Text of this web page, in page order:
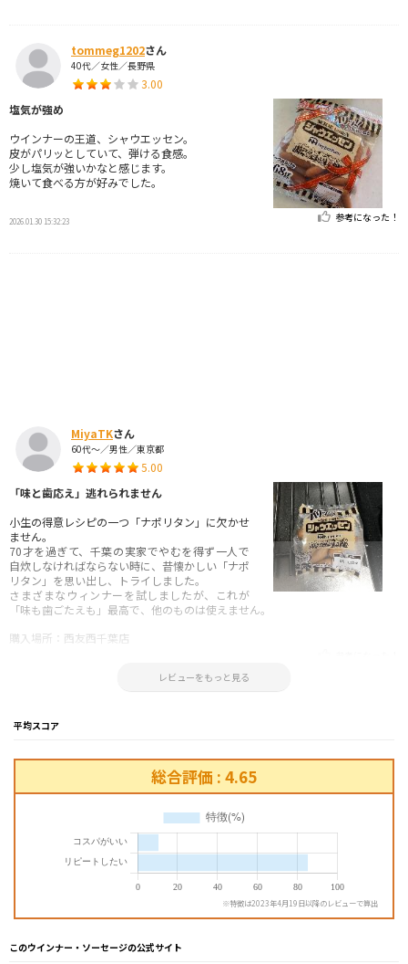
tommeg1202さん
40代／女性／長野県
3.00
塩気が強め
ウインナーの王道、シャウエッセン。
皮がパリッとしていて、弾ける食感。
少し塩気が強いかなと感じます。
焼いて食べる方が好みでした。
2026.01.30 15:32:23 参考になった！
MiyaTKさん
60代～／男性／東京都
5.00
「味と歯応え」逃れられません
小生の得意レシピの一つ「ナポリタン」に欠かせ
ません。
70才を過ぎて、千葉の実家でやむを得ず一人で
自炊しなければならない時に、昔懐かしい「ナポ
リタン」を思い出し、トライしました。
さまざまなウィンナーを試しましたが、これが
「味も歯ごたえも」最高で、他のものは使えません。
購入場所：西友西千葉店
レビューをもっと見る
平均スコア
総合評価 : 4.65
※特徴は2023年4月19日以降のレビューで算出
このウインナー・ソーセージの公式サイト